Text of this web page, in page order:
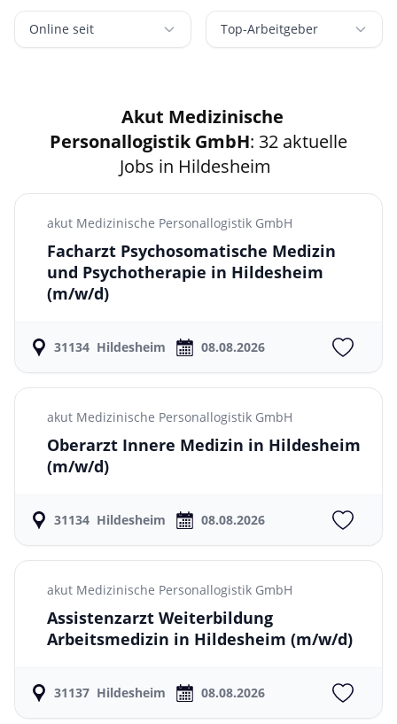
Online seit Top-Arbeitgeber
Akut Medizinische
Personallogistik GmbH: 32 aktuelle
Jobs in Hildesheim
akut Medizinische Personallogistik GmbH
Facharzt Psychosomatische Medizin
und Psychotherapie in Hildesheim
(m/w/d)
31134 Hildesheim 08.08.2026
akut Medizinische Personallogistik GmbH
Oberarzt Innere Medizin in Hildesheim
(m/w/d)
31134 Hildesheim 08.08.2026
akut Medizinische Personallogistik GmbH
Assistenzarzt Weiterbildung
Arbeitsmedizin in Hildesheim (m/w/d)
31137 Hildesheim 08.08.2026